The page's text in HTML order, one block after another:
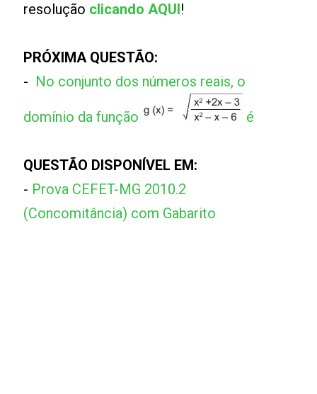
resolução clicando AQUI!
PRÓXIMA QUESTÃO:
- No conjunto dos números reais, o
domínio da função é
QUESTÃO DISPONÍVEL EM:
- Prova CEFET-MG 2010.2
(Concomitância) com Gabarito